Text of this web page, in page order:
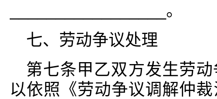
_________________。
七、劳动争议处理
第七条甲乙双方发生劳
以依照《劳动争议调解仲